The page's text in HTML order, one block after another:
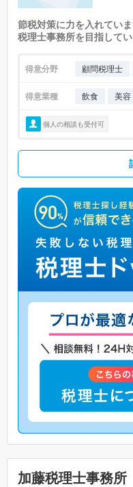
節税対策に力を入れてい
税理士事務所を目指してい
得意分野 顧問税理士
得意業種 飲食 美容
個人の相談も受付可
加藤税理士事務所